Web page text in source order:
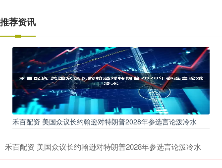
推荐资讯
禾百配资 美国众议长约翰逊对特朗普2028年参选言论泼冷水
禾百配资 美国众议长约翰逊对特朗普2028年参选言论泼冷水